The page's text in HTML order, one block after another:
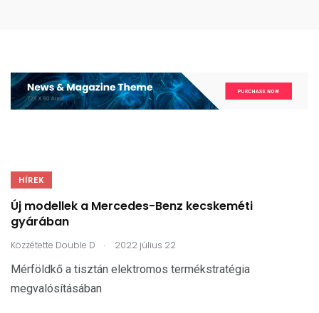
HÍREK
Új modellek a Mercedes-Benz kecskeméti
gyárában
Közzétette Double D . 2022 július 22
Mérföldkő a tisztán elektromos termékstratégia
megvalósításában